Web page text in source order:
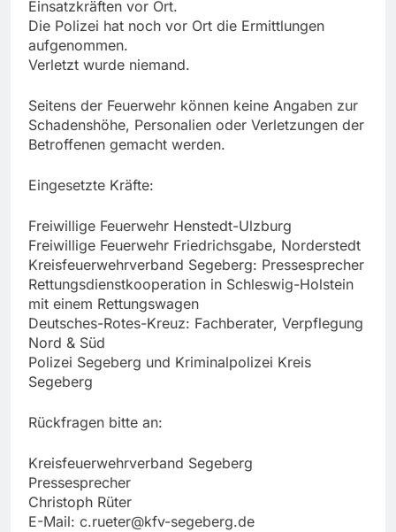
Einsatzkräften vor Ort.
Die Polizei hat noch vor Ort die Ermittlungen
aufgenommen.
Verletzt wurde niemand.
Seitens der Feuerwehr können keine Angaben zur
Schadenshöhe, Personalien oder Verletzungen der
Betroffenen gemacht werden.
Eingesetzte Kräfte:
Freiwillige Feuerwehr Henstedt-Ulzburg
Freiwillige Feuerwehr Friedrichsgabe, Norderstedt
Kreisfeuerwehrverband Segeberg: Pressesprecher
Rettungsdienstkooperation in Schleswig-Holstein
mit einem Rettungswagen
Deutsches-Rotes-Kreuz: Fachberater, Verpflegung
Nord & Süd
Polizei Segeberg und Kriminalpolizei Kreis
Segeberg
Rückfragen bitte an:
Kreisfeuerwehrverband Segeberg
Pressesprecher
Christoph Rüter
E-Mail: c.rueter@kfv-segeberg.de